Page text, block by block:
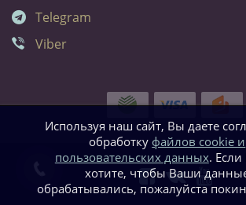
Telegram
Viber
Используя наш сайт, Вы даете
обработкуфайлов cookie и
пользовательских данных.
хотите, чтобы Ваши
обрабатывались, пожалуйста